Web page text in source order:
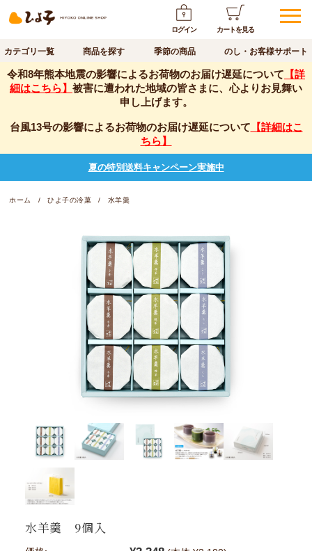
ログイン カートを見る
カテゴリ一覧 商品を探す 季節の商品 のし・お客様サポート
令和8年熊本地震の影響によるお荷物のお届け遅延について 【詳
細はこちら】 被害に遭われた地域の皆さまに、心よりお見舞い
申し上げます。
台風13号の影響によるお荷物のお届け遅延について 【詳細はこ
ちら】
夏の特別送料キャンペーン実施中
ホーム ひよ子の冷菓 水羊羹
水羊羹 9個入